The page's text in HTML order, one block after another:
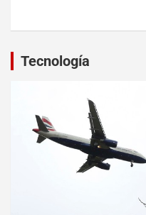
Tecnología